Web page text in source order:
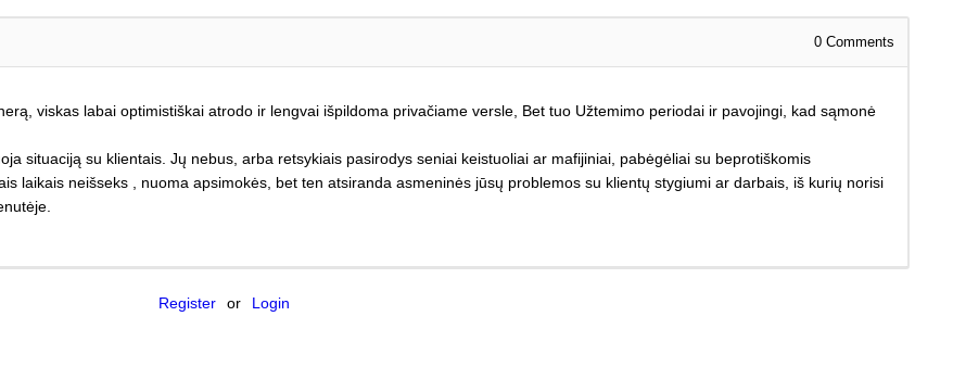
0 Comments
viskas labai optimistiškai atrodo ir lengvai išpildoma privačiame versle, Bet tuo Užtemimo periodai ir pavojingi, kad sąmonė
situaciją su klientais. Jų nebus, arba retsykiais pasirodys seniai keistuoliai ar mafijiniai, pabėgėliai su beprotiškomis
laikais neišseks , nuoma apsimokės, bet ten atsiranda asmeninės jūsų problemos su klientų stygiumi ar darbais, iš kurių norisi
Register or Login